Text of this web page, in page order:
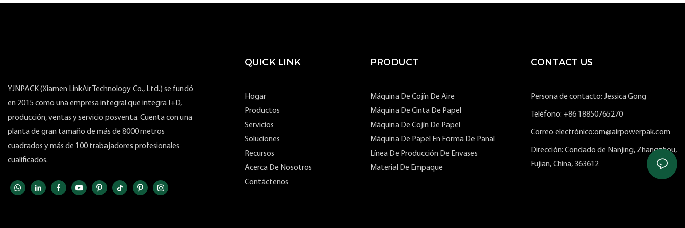
entrega y 3 años de garantía
YJNPACK (Xiamen LinkAir Technology Co., Ltd.) se fundó
en 2015 como una empresa integral que integra I+D,
producción, ventas y servicio posventa. Cuenta con una
planta de gran tamaño de más de 8000 metros
cuadrados y más de 100 trabajadores profesionales
cualificados.
QUICK LINK
Hogar
Productos
Servicios
Soluciones
Recursos
Acerca De Nosotros
Contáctenos
PRODUCT
Máquina De Cojín De Aire
Máquina De Cinta De Papel
Máquina De Cojín De Papel
Máquina De Papel En Forma De Panal
Línea De Producción De Envases
Material De Empaque
CONTACT US
Persona de contacto: Jessica Gong
Teléfono: +86 18850765270
Correo electrónico:om@airpowerpak.com
Dirección: Condado de Nanjing, Zhangzhou,
Fujian, China, 363612